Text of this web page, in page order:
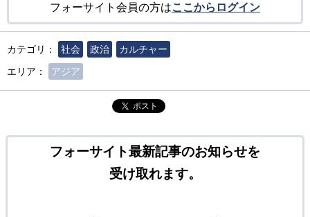
フォーサイト会員の方はここからログイン
カテゴリ： 社会 政治
カルチャー
エリア：
アジア
ポスト
フォーサイト最新記事のお知らせを
受け取れます。